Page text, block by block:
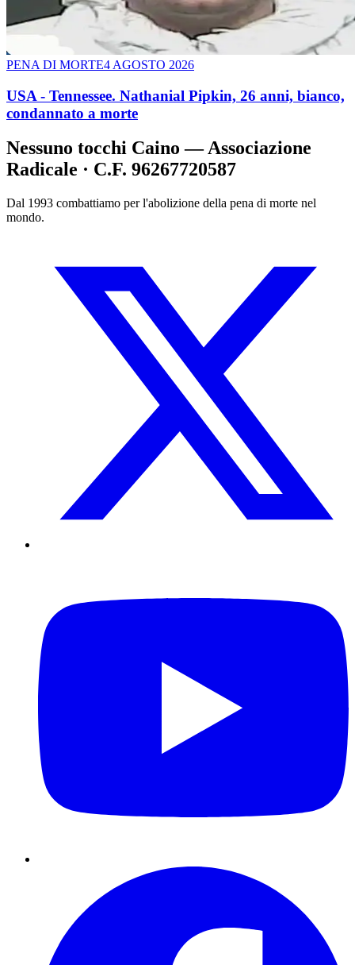
PENA DI MORTE4 AGOSTO 2026
USA - Tennessee. Nathanial Pipkin, 26 anni, bianco,
condannato a morte
Nessuno tocchi Caino — Associazione
Radicale · C.F. 96267720587
Dal 1993 combattiamo per l'abolizione della pena di morte nel
mondo.